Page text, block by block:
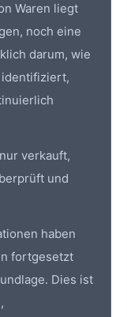
Waren liegt
noch eine
darum, wie
identifiziert,
verkauft,
und
haben
fortgesetzt
Dies ist